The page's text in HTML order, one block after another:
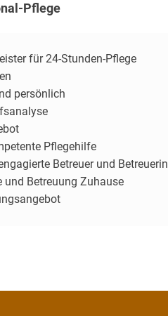
Pflege
für 24-Stunden-Pflege
persönlich
Pflegehilfe
Betreuer und
und Betreuung Zuhause